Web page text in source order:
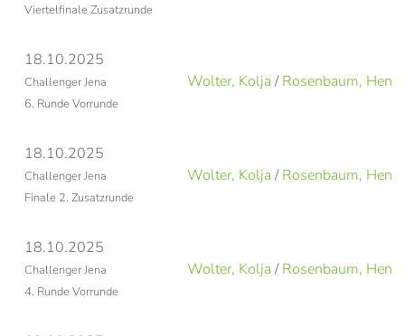
Viertelfinale Zusatzrunde
18.10.2025
Challenger Jena
6. Runde Vorrunde
Wolter, Kolja /Rosenbaum, Henry
18.10.2025
Challenger Jena
Finale 2. Zusatzrunde
Wolter, Kolja /Rosenbaum, Henry
18.10.2025
Challenger Jena
4. Runde Vorrunde
Wolter, Kolja /Rosenbaum, Henry